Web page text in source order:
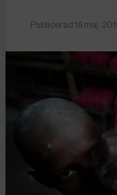
Publicerad 16 maj,